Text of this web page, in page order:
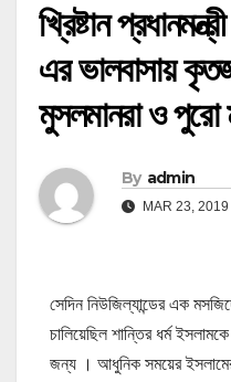
খ্রিষ্টান
এর ভালবাসায়
মুসলমানরা ও পুরো
By admin
MAR 23, 2019
সেদিন নিউজিল্যান্ডের এক
চালিয়েছিল শান্তির ধর্ম
জন্য । আধুনিক সময়ের